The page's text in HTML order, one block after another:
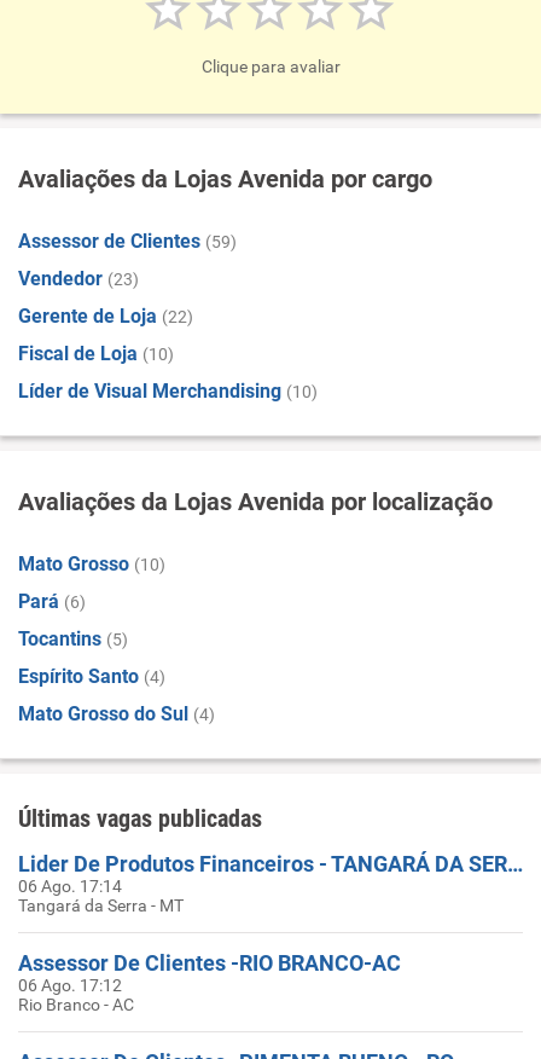
Clique para avaliar
Avaliações da Lojas Avenida por cargo
Assessor de Clientes (59)
Vendedor (23)
Gerente de Loja (22)
Fiscal de Loja (10)
Líder de Visual Merchandising (10)
Avaliações da Lojas Avenida por localização
Mato Grosso (10)
Pará (6)
Tocantins (5)
Espírito Santo (4)
Mato Grosso do Sul (4)
Últimas vagas publicadas
Lider De Produtos Financeiros - TANGARÁ DA SERRA-MT
06 Ago. 17:14
Tangará da Serra - MT
Assessor De Clientes -RIO BRANCO-AC
06 Ago. 17:12
Rio Branco - AC